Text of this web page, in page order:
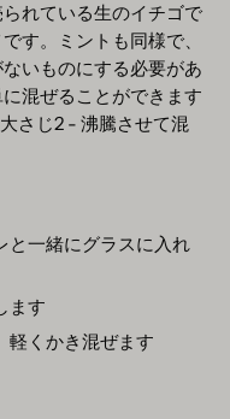
れている生のイチゴで
す。ミントも同様で、
いものにする必要があ
混ぜることができます
さじ2 - 沸騰させて混
と一緒にグラスに入れ
ます
軽くかき混ぜます